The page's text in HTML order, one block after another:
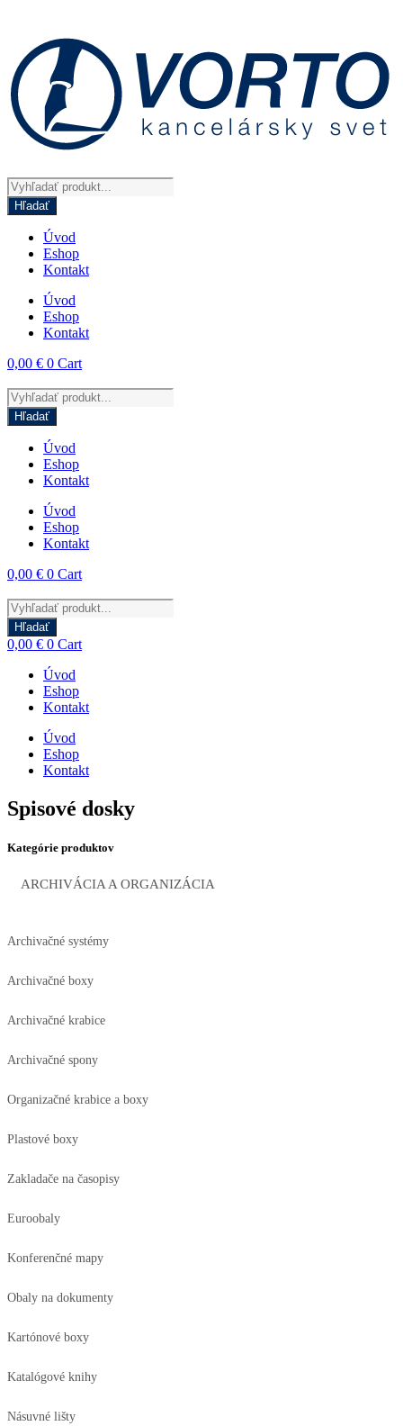
obsah
Products
search
Hľadať
Úvod
Eshop
Kontakt
Úvod
Eshop
Kontakt
0,00 € 0 Cart
Products
search
Hľadať
Úvod
Eshop
Kontakt
Úvod
Eshop
Kontakt
0,00 € 0 Cart
Products
search
Hľadať
0,00 € 0 Cart
Úvod
Eshop
Kontakt
Úvod
Eshop
Kontakt
Spisové dosky
Kategórie produktov
ARCHIVÁCIA A ORGANIZÁCIA
Archivačné systémy
Archivačné boxy
Archivačné krabice
Archivačné spony
Organizačné krabice a boxy
Plastové boxy
Zakladače na časopisy
Euroobaly
Konferenčné mapy
Obaly na dokumenty
Kartónové boxy
Katalógové knihy
Násuvné lišty